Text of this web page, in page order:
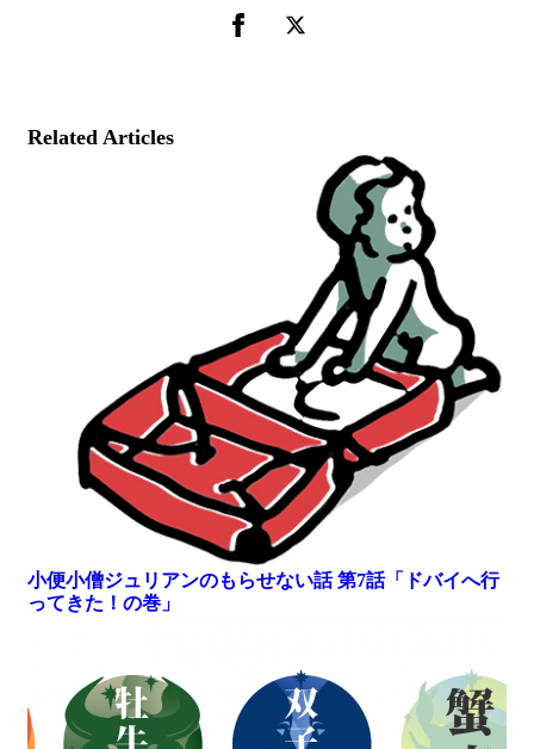
Related Articles
小便小僧ジュリアンのもらせない話 第7話「ドバイへ行
ってきた！の巻」